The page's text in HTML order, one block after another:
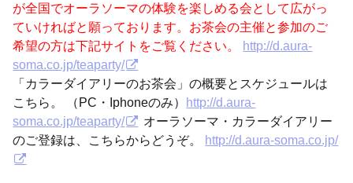
が全国でオーラソーマの体験を楽しめる会として広がっ
ていければと願っております。お茶会の主催と参加のご
希望の方は下記サイトをご覧ください。
http://d.aura-
soma.co.jp/teaparty/
「カラーダイアリーのお茶会」の概要とスケジュールは
こちら。 （PC・Iphoneのみ） http://d.aura-
soma.co.jp/teaparty/
オーラソーマ・カラーダイアリー
のご登録は、こちらからどうぞ。 http://d.aura-soma.co.jp/